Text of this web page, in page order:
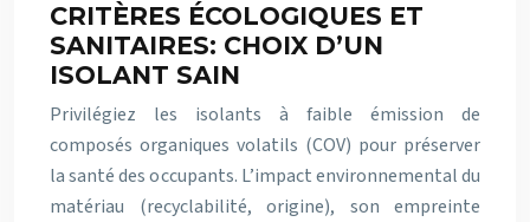
CRITÈRES ÉCOLOGIQUES ET
SANITAIRES: CHOIX D’UN
ISOLANT SAIN
Privilégiez les isolants à faible émission de
composés organiques volatils (COV) pour préserver
la santé des occupants. L’impact environnemental du
matériau (recyclabilité, origine), son empreinte